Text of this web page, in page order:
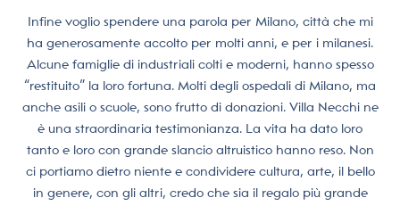
Infine voglio spendere una parola per Milano, città che mi
ha generosamente accolto per molti anni, e per i milanesi.
Alcune famiglie di industriali colti e moderni, hanno spesso
“restituito” la loro fortuna. Molti degli ospedali di Milano, ma
anche asili o scuole, sono frutto di donazioni. Villa Necchi ne
è una straordinaria testimonianza. La vita ha dato loro
tanto e loro con grande slancio altruistico hanno reso. Non
ci portiamo dietro niente e condividere cultura, arte, il bello
in genere, con gli altri, credo che sia il regalo più grande